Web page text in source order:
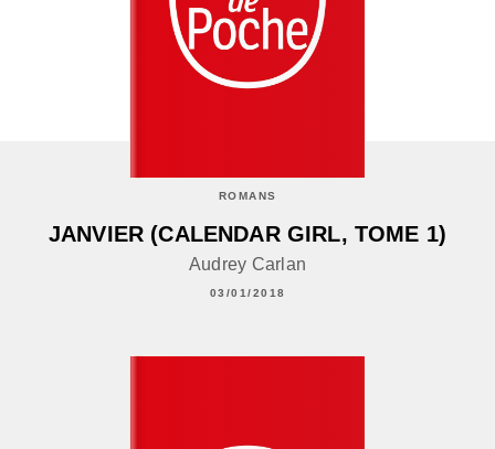
ROMANS
JANVIER (CALENDAR GIRL, TOME 1)
Audrey Carlan
03/01/2018